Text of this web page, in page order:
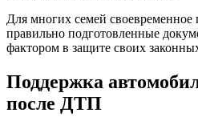
Для многих семей
правильно подготовленные
фактором в защите своих
Поддержка
после ДТП